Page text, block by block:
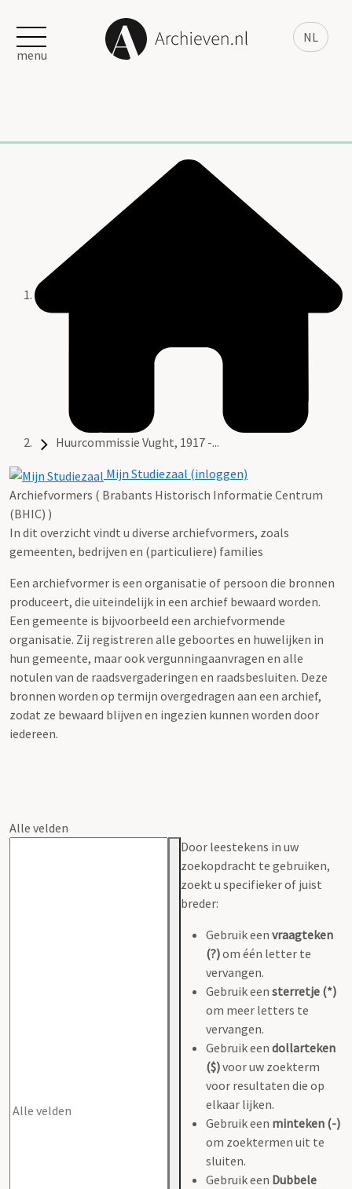
NL
menu
Huurcommissie Vught, 1917 -...
Mijn Studiezaal (inloggen)
Archiefvormers ( Brabants Historisch Informatie Centrum
(BHIC) )
In dit overzicht vindt u diverse archiefvormers, zoals
gemeenten, bedrijven en (particuliere) families
Een archiefvormer is een organisatie of persoon die bronnen
produceert, die uiteindelijk in een archief bewaard worden.
Een gemeente is bijvoorbeeld een archiefvormende
organisatie. Zij registreren alle geboortes en huwelijken in
hun gemeente, maar ook vergunningaanvragen en alle
notulen van de raadsvergaderingen en raadsbesluiten. Deze
bronnen worden op termijn overgedragen aan een archief,
zodat ze bewaard blijven en ingezien kunnen worden door
iedereen.
Alle velden
Door leestekens in uw
zoekopdracht te gebruiken,
zoekt u specifieker of juist
breder:
Gebruik een vraagteken
(?)om één letter te
vervangen.
Gebruik een sterretje (*)
om meer letters te
vervangen.
Gebruik een dollarteken
($)voor uw zoekterm
voor resultaten die op
elkaar lijken.
Gebruik een minteken (-)
om zoektermen uit te
sluiten.
Gebruik een Dubbele